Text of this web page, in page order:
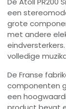
een
grote
met andere
volledige
De Franse
componenten
een